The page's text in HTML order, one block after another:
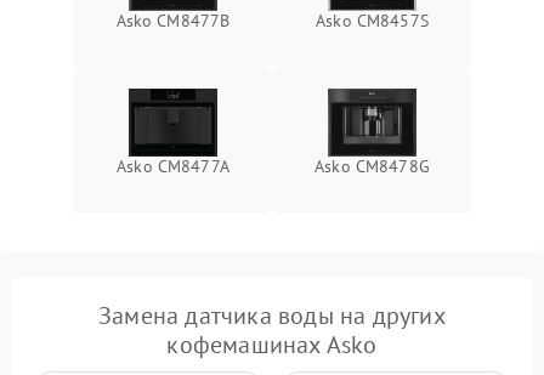
Asko CM8477B Asko CM8457S
Asko CM8477A Asko CM8478G
Замена датчика воды на других
кофемашинах Asko